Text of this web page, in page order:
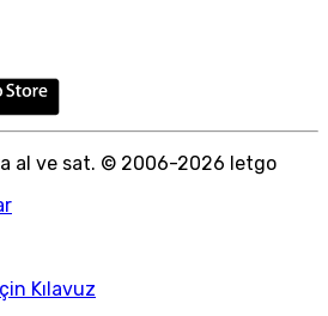
al ve sat. © 2006-2026 letgo
Kılavuz